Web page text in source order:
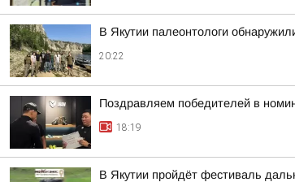
В Якутии палеонтологи
20:22
Поздравляем победителей в
18:19
В Якутии пройдёт фестиваль